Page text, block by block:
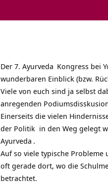
Der 7. Ayurveda Kongress bei
wunderbaren Einblick (bzw.
Viele von euch sind ja selbst
anregenden
Einerseits die vielen
der Politik in den Weg gelegt
Ayurveda .
Auf so viele typische Probleme
oft gerade dort, wo die
betrachtet.